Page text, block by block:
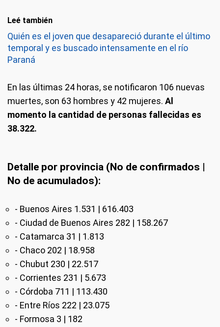
Leé también
Quién es el joven que desapareció durante el último
temporal y es buscado intensamente en el río
Paraná
En las últimas 24 horas, se notificaron 106 nuevas
muertes, son 63 hombres y 42 mujeres. Al
momento la cantidad de personas fallecidas es
38.322.
Detalle por provincia (No de confirmados |
No de acumulados):
- Buenos Aires 1.531 | 616.403
- Ciudad de Buenos Aires 282 | 158.267
- Catamarca 31 | 1.813
- Chaco 202 | 18.958
- Chubut 230 | 22.517
- Corrientes 231 | 5.673
- Córdoba 711 | 113.430
- Entre Ríos 222 | 23.075
- Formosa 3 | 182